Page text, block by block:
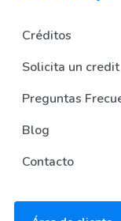
Créditos
Solicita un credit
Preguntas
Blog
Contacto